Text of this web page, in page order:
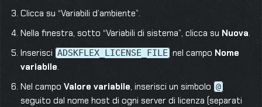
Clicca su “Variabili d’ambiente”.
Nella finestra, sotto “Variabili di sistema”, clicca su Nuova.
Inserisci ADSKFLEX_LICENSE_FILE nel campo Nome
variabile.
Nel campo Valore variabile, inserisci un simbolo @
seguito dal nome host di ogni server di licenza (separati